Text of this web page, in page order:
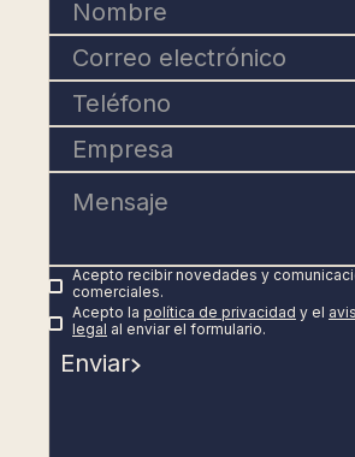
Acepto recibir novedades y
comerciales.
Acepto la política de privacidad y el
legal al enviar el formulario.
Enviar